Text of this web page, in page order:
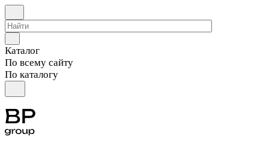
Каталог
По всему сайту
По каталогу